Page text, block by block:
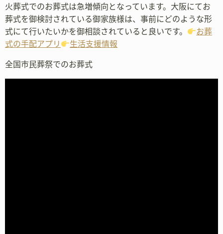
火葬式でのお葬式は急増傾向となっています。大阪にてお
葬式を御検討されている御家族様は、事前にどのような形
式にて行いたいかを御相談されていると良いです。
お葬
式の手配アプリ
生活支援情報
全国市民葬祭でのお葬式